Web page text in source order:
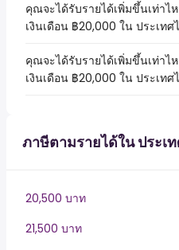
คุณจะได้รับรายได้เพิ่มขึ้นเท่าไ
เงินเดือน ฿20,000 ใน ประเทศ
คุณจะได้รับรายได้เพิ่มขึ้นเท่า
เงินเดือน ฿20,000 ใน ประเทศ
ภาษีตามรายได้ใน ประเ
20,500 บาท
21,500 บาท